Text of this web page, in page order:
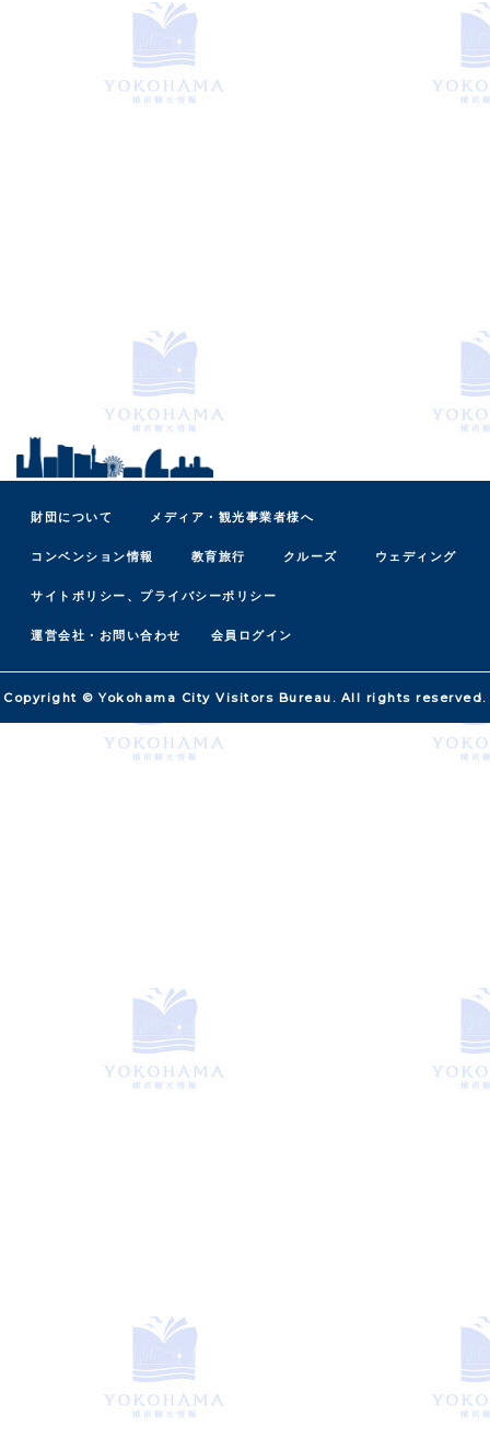
財団について メディア・観光事業者様へ
コンベンション情報 教育旅行 クルーズ ウェディング
サイトポリシー、プライバシーポリシー
運営会社・お問い合わせ 会員ログイン
Copyright © Yokohama City Visitors Bureau. All rights reserved.